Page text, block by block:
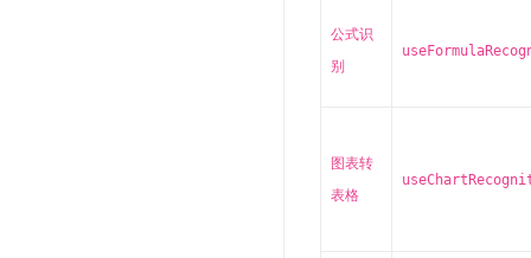
公式识
别
图表转
表格